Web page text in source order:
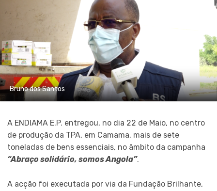
Bruno dos Santos
A ENDIAMA E.P. entregou, no dia 22 de Maio, no centro
de produção da TPA, em Camama, mais de sete
toneladas de bens essenciais, no âmbito da campanha
“Abraço solidário, somos Angola”.
A acção foi executada por via da Fundação Brilhante,